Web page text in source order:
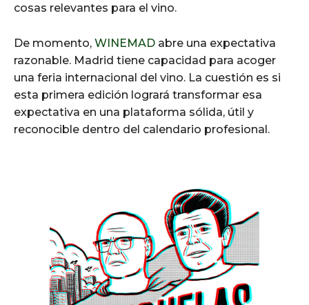
cosas relevantes para el vino.
De momento, WINEMAD abre una expectativa
razonable. Madrid tiene capacidad para acoger
una feria internacional del vino. La cuestión es si
esta primera edición logrará transformar esa
expectativa en una plataforma sólida, útil y
reconocible dentro del calendario profesional.